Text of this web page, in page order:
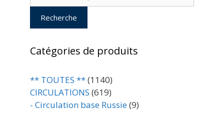
Recherche
Catégories de produits
** TOUTES **(1140)
CIRCULATIONS (619)
- Circulation base Russie(9)